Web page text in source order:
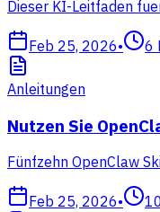
Dieser KI-Leitfaden
Feb 25, 2026• 6
Anleitungen
Nutzen Sie
Fünfzehn OpenClaw
Feb 25, 2026• 10